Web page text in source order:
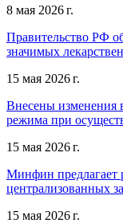
8 мая 2026 г.
Правительство РФ
значимых
15 мая 2026 г.
Внесены изменения
режима при
15 мая 2026 г.
Минфин предлагает
централизованных
15 мая 2026 г.